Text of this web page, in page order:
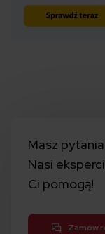
Masz
Nasi
Ci pomogą!
Zamów